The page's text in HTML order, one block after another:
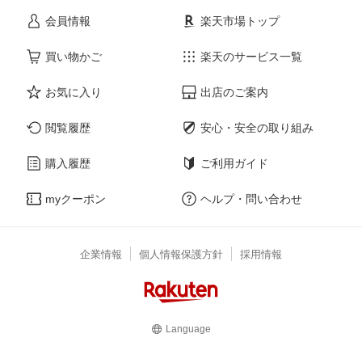
会員情報
買い物かご
お気に入り
閲覧履歴
購入履歴
myクーポン
楽天市場トップ
楽天のサービス一覧
出店のご案内
安心・安全の取り組み
ご利用ガイド
ヘルプ・問い合わせ
企業情報 個人情報保護方針 採用情報
Language